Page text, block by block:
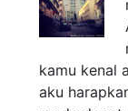
kamu kenal
aku